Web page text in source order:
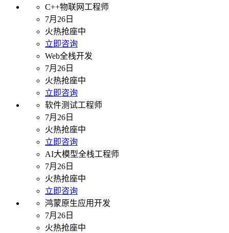
C++物联网工程师
7月26日
火热抢座中
立即咨询
Web全栈开发
7月26日
火热抢座中
立即咨询
软件测试工程师
7月26日
火热抢座中
立即咨询
AI大模型全栈工程师
7月26日
火热抢座中
立即咨询
鸿蒙原生应用开发
7月26日
火热抢座中